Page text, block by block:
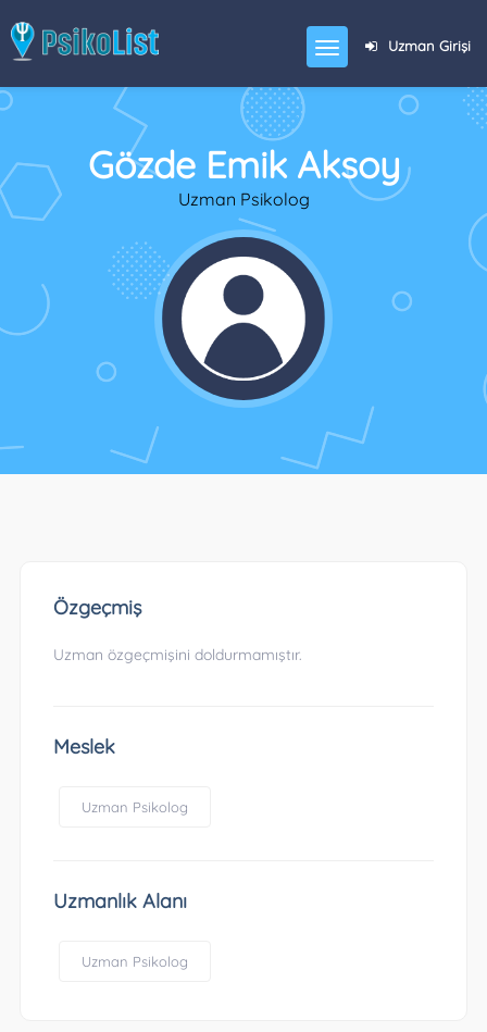
Uzman Girişi
Gözde Emik Aksoy
Uzman Psikolog
Özgeçmiş
Uzman özgeçmişini doldurmamıştır.
Meslek
Uzman Psikolog
Uzmanlık Alanı
Uzman Psikolog